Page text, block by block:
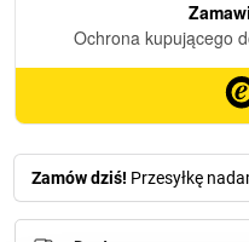
Zamów dziś! Przesyłkę